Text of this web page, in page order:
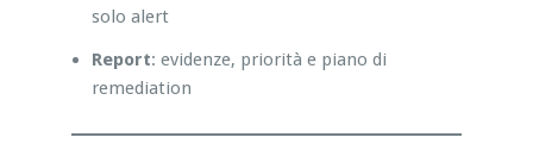
solo alert
Report: evidenze, priorità e piano di
remediation